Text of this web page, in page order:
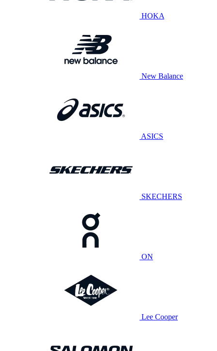
HOKA
New Balance
ASICS
SKECHERS
ON
Lee Cooper